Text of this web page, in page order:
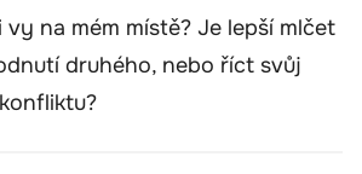
na mém místě? Je lepší mlčet
druhého, nebo říct svůj